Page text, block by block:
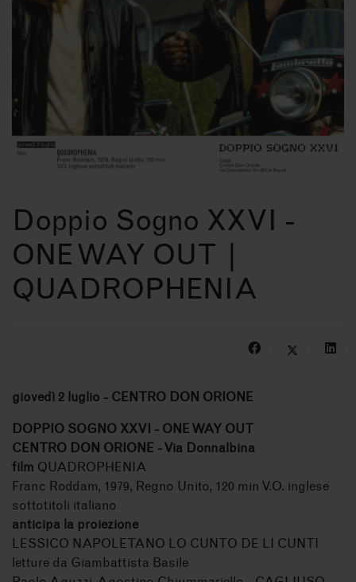
Doppio Sogno XXVI -
ONE WAY OUT |
QUADROPHENIA
giovedì 2 luglio - CENTRO DON ORIONE
DOPPIO SOGNO XXVI - ONE WAY OUT
CENTRO DON ORIONE - Via Donnalbina
film QUADROPHENIA
Franc Roddam, 1979, Regno Unito, 120 min V.O. inglese
sottotitoli italiano
anticipa la proiezione
LESSICO NAPOLETANO LO CUNTO DE LI CUNTI
letture da Giambattista Basile